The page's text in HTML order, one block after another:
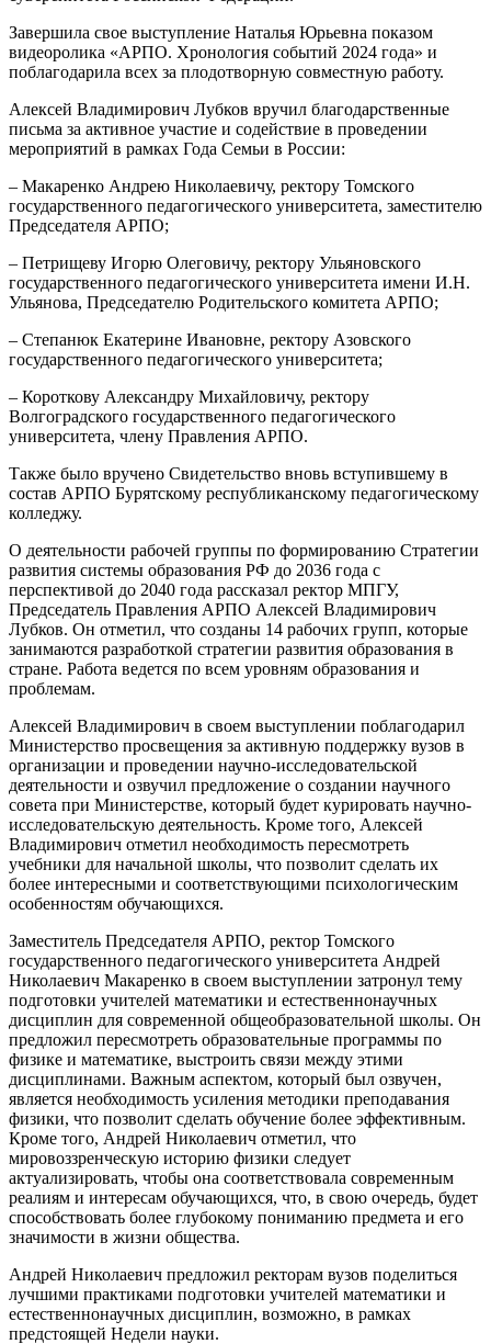
Завершила свое выступление Наталья Юрьевна показом
видеоролика «АРПО. Хронология событий 2024 года» и
поблагодарила всех за плодотворную совместную работу.
Алексей Владимирович Лубков вручил благодарственные
письма за активное участие и содействие в проведении
мероприятий в рамках Года Семьи в России:
– Макаренко Андрею Николаевичу, ректору Томского
государственного педагогического университета, заместителю
Председателя АРПО;
– Петрищеву Игорю Олеговичу, ректору Ульяновского
государственного педагогического университета имени И.Н.
Ульянова, Председателю Родительского комитета АРПО;
– Степанюк Екатерине Ивановне, ректору Азовского
государственного педагогического университета;
– Короткову Александру Михайловичу, ректору
Волгоградского государственного педагогического
университета, члену Правления АРПО.
Также было вручено Свидетельство вновь вступившему в
состав АРПО Бурятскому республиканскому педагогическому
колледжу.
О деятельности рабочей группы по формированию Стратегии
развития системы образования РФ до 2036 года с
перспективой до 2040 года рассказал ректор МПГУ,
Председатель Правления АРПО Алексей Владимирович
Лубков. Он отметил, что созданы 14 рабочих групп, которые
занимаются разработкой стратегии развития образования в
стране. Работа ведется по всем уровням образования и
проблемам.
Алексей Владимирович в своем выступлении поблагодарил
Министерство просвещения за активную поддержку вузов в
организации и проведении научно-исследовательской
деятельности и озвучил предложение о создании научного
совета при Министерстве, который будет курировать научно-
исследовательскую деятельность. Кроме того, Алексей
Владимирович отметил необходимость пересмотреть
учебники для начальной школы, что позволит сделать их
более интересными и соответствующими психологическим
особенностям обучающихся.
Заместитель Председателя АРПО, ректор Томского
государственного педагогического университета Андрей
Николаевич Макаренко в своем выступлении затронул тему
подготовки учителей математики и естественнонаучных
дисциплин для современной общеобразовательной школы. Он
предложил пересмотреть образовательные программы по
физике и математике, выстроить связи между этими
дисциплинами. Важным аспектом, который был озвучен,
является необходимость усиления методики преподавания
физики, что позволит сделать обучение более эффективным.
Кроме того, Андрей Николаевич отметил, что
мировоззренческую историю физики следует
актуализировать, чтобы она соответствовала современным
реалиям и интересам обучающихся, что, в свою очередь, будет
способствовать более глубокому пониманию предмета и его
значимости в жизни общества.
Андрей Николаевич предложил ректорам вузов поделиться
лучшими практиками подготовки учителей математики и
естественнонаучных дисциплин, возможно, в рамках
предстоящей Недели науки.